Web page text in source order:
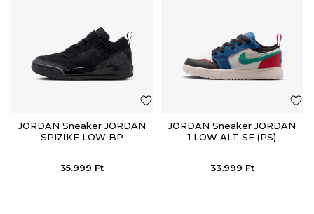
JORDAN Sneaker JORDAN
SPIZIKE LOW BP
35.999 Ft
JORDAN Sneaker JORDAN
1 LOW ALT SE (PS)
33.999 Ft